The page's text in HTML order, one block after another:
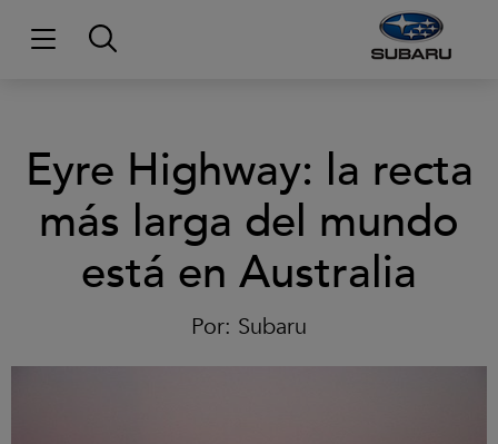
Eyre Highway: la recta
más larga del mundo
está en Australia
Por: Subaru